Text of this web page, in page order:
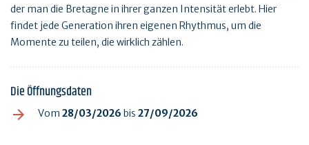
der man die Bretagne in ihrer ganzen Intensität erlebt. Hier
findet jede Generation ihren eigenen Rhythmus, um die
Momente zu teilen, die wirklich zählen.
Die Öffnungsdaten
Vom 28/03/2026 bis 27/09/2026